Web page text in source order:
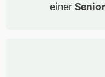
einer